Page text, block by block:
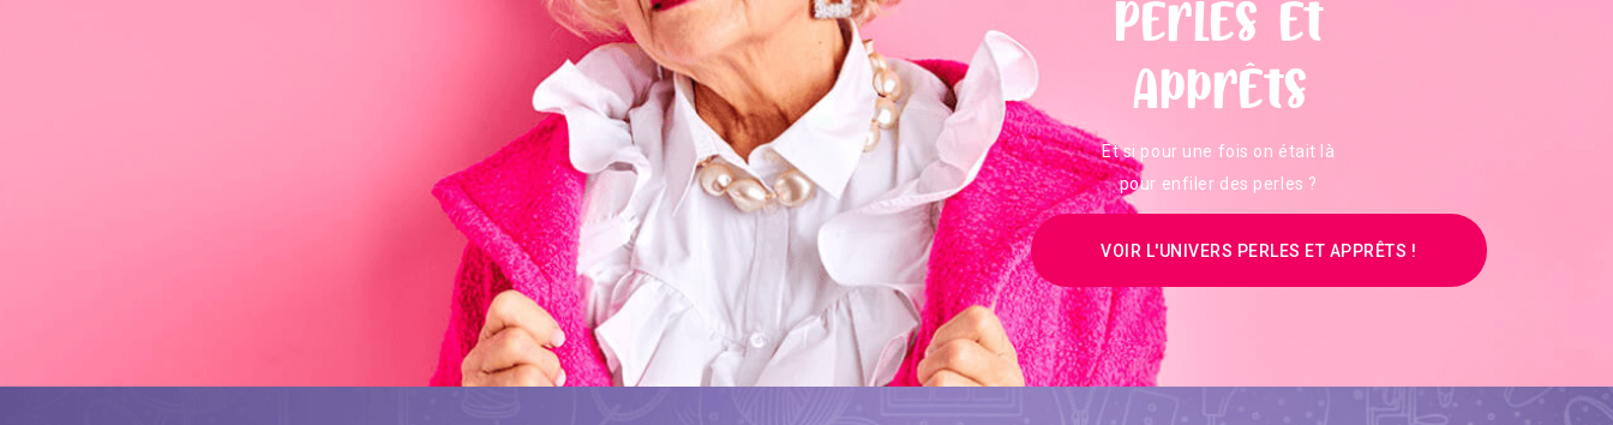
Perles et
Apprêts
Et si pour une fois on était là
pour enfiler des perles ?
VOIR L'UNIVERS PERLES ET APPRÊTS !